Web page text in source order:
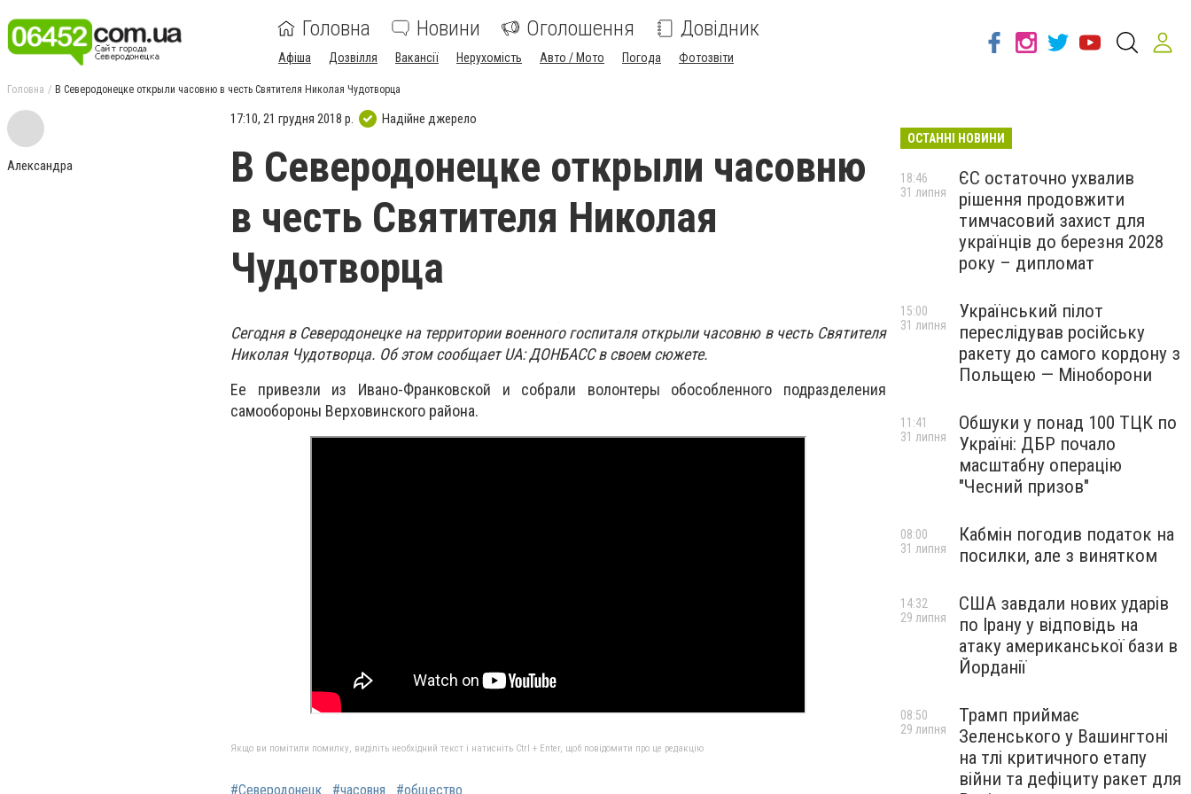
Головна Новини Оголошення Довідник
Афіша Дозвілля Вакансії Нерухомість Авто / Мото Погода Фотозвіти
Головна В Северодонецке открыли часовню в честь Святителя Николая Чудотворца
Александра
17:10, 21 грудня 2018 р. Надійне джерело
В Северодонецке открыли часовню
в честь Святителя Николая
Чудотворца
Сегодня в Северодонецке на территории военного госпиталя открыли часовню в честь Святителя
Николая Чудотворца. Об этом сообщает UA: ДОНБАСС в своем сюжете.
Ее привезли из Ивано-Франковской и собрали волонтеры обособленного подразделения
самообороны Верховинского района.
Якщо ви помітили помилку, виділіть необхідний текст і натисніть Ctrl + Enter, щоб повідомити про це редакцію
#Северодонецк #часовня #общество
ОСТАННІ НОВИНИ
ЄС остаточно ухвалив
рішення продовжити
тимчасовий захист для
українців до березня 2028
року – дипломат
18:46
31 липня
Український пілот
переслідував російську
ракету до самого кордону з
Польщею — Міноборони
15:00
31 липня
Обшуки у понад 100 ТЦК по
Україні: ДБР почало
масштабну операцію
"Чесний призов"
11:41
31 липня
Кабмін погодив податок на
посилки, але з винятком
08:00
31 липня
США завдали нових ударів
по Ірану у відповідь на
атаку американської бази в
Йорданії
14:32
29 липня
Трамп приймає
Зеленського у Вашингтоні
на тлі критичного етапу
війни та дефіциту ракет для
08:50
29 липня